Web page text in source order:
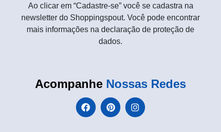
Ao clicar em “Cadastre-se” você se cadastra na
newsletter do Shoppingspout. Você pode encontrar
mais informações na declaração de proteção de
dados.
Acompanhe Nossas Redes